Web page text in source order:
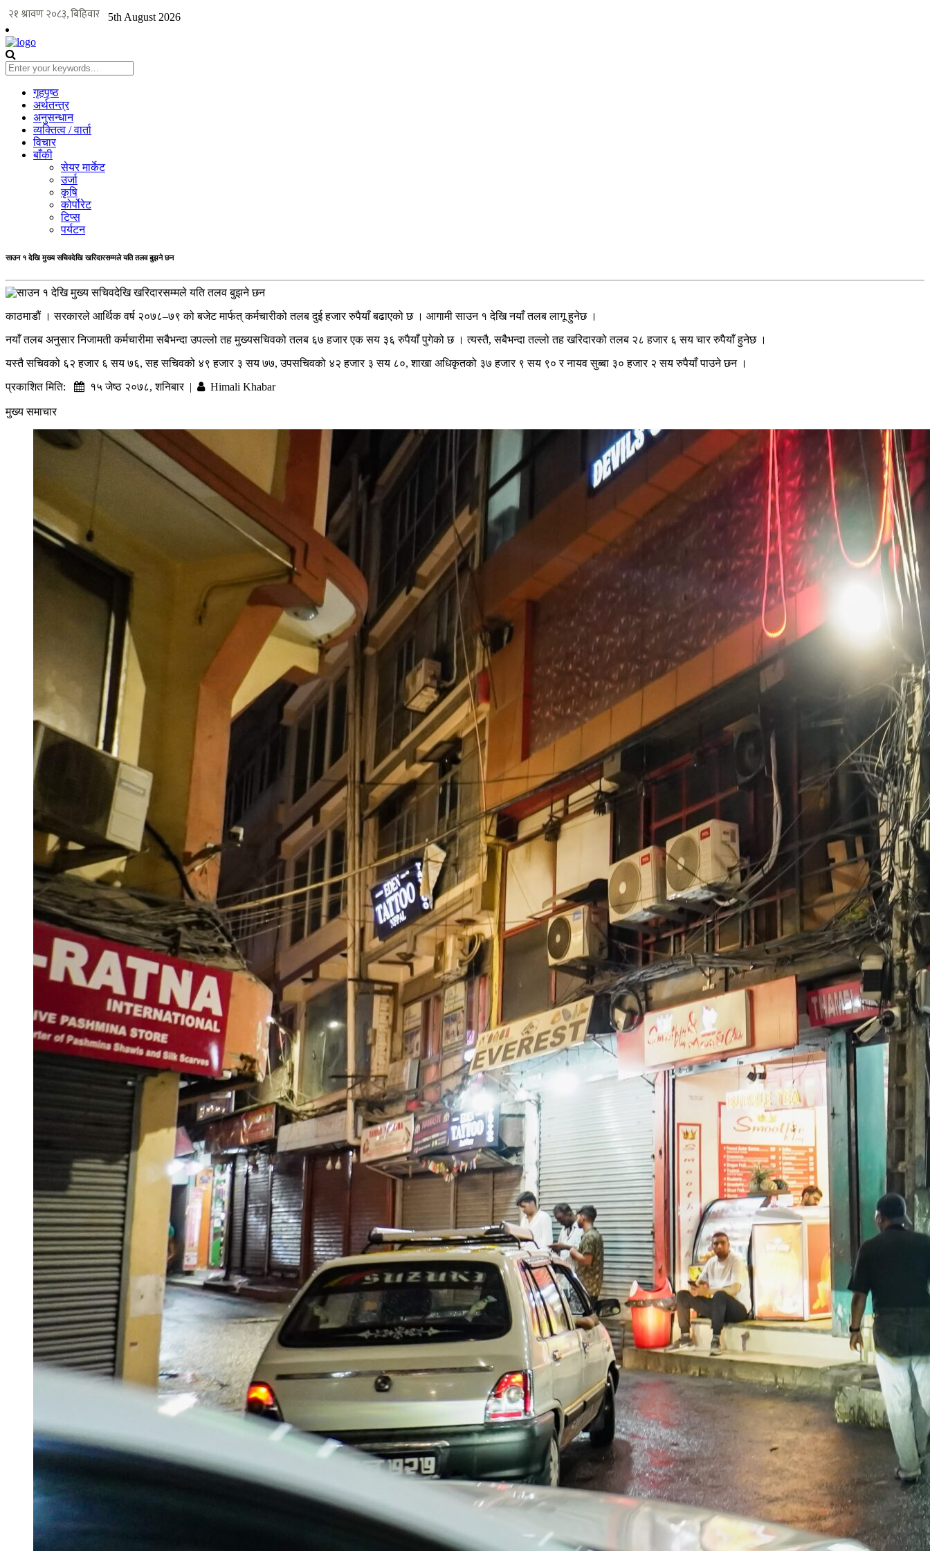
5th August 2026
गृहपृष्ठ
अर्थतन्त्र
अनुसन्धान
व्यक्तित्व / वार्ता
विचार
बाँकी
सेयर मार्केट
उर्जा
कृषि
कोर्पोरेट
टिप्स
पर्यटन
साउन १ देखि मुख्य सचिवदेखि खरिदारसम्मले यति तलव बुझने छन
काठमाडौं । सरकारले आर्थिक वर्ष २०७८–७९ को बजेट मार्फत् कर्मचारीको तलब दुई हजार रुपैयाँ बढाएको छ । आगामी साउन १ देखि नयाँ तलब लागू हुनेछ ।
नयाँ तलब अनुसार निजामती कर्मचारीमा सबैभन्दा उपल्लो तह मुख्यसचिवको तलब ६७ हजार एक सय ३६ रुपैयाँ पुगेको छ । त्यस्तै, सबैभन्दा तल्लो तह खरिदारको तलब २८ हजार ६ सय चार रुपैयाँ हुनेछ ।
यस्तै सचिवको ६२ हजार ६ सय ७६, सह सचिवको ४९ हजार ३ सय ७७, उपसचिवको ४२ हजार ३ सय ८०, शाखा अधिकृतको ३७ हजार ९ सय ९० र नायव सुब्बा ३० हजार २ सय रुपैयाँ पाउने छन ।
प्रकाशित मिति:
१५ जेष्ठ २०७८, शनिबार | Himali Khabar
मुख्य समाचार